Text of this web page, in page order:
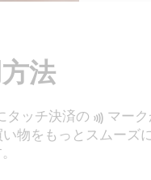
法
タッチ決済の
マー
物をもっとスムーズ